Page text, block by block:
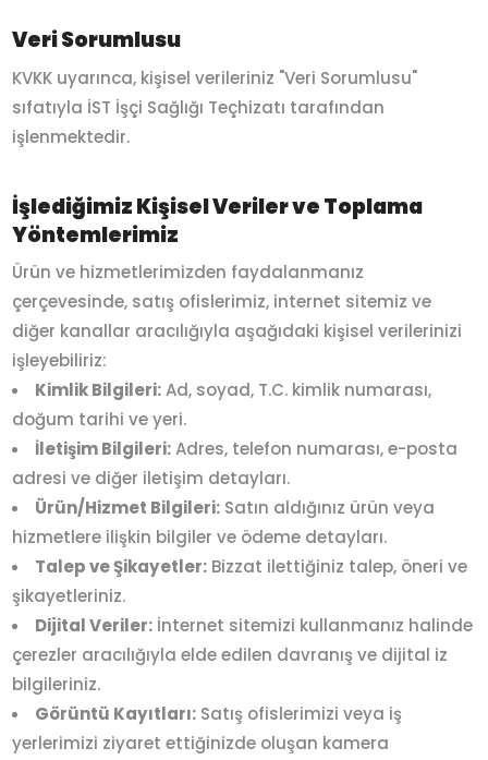
Veri Sorumlusu
KVKK uyarınca, kişisel verileriniz "Veri Sorumlusu"
sıfatıyla İST İşçi Sağlığı Teçhizatı tarafından
işlenmektedir.
İşlediğimiz Kişisel Veriler ve Toplama
Yöntemlerimiz
Ürün ve hizmetlerimizden faydalanmanız
çerçevesinde, satış ofislerimiz, internet sitemiz ve
diğer kanallar aracılığıyla aşağıdaki kişisel verilerinizi
işleyebiliriz:
Kimlik Bilgileri:Ad, soyad, T.C. kimlik numarası,
doğum tarihi ve yeri.
İletişim Bilgileri:Adres, telefon numarası, e-posta
adresi ve diğer iletişim detayları.
Ürün/Hizmet Bilgileri: Satın aldığınız ürün veya
hizmetlere ilişkin bilgiler ve ödeme detayları.
Talep ve Şikayetler: Bizzat ilettiğiniz talep, öneri ve
şikayetleriniz.
Dijital Veriler: İnternet sitemizi kullanmanız halinde
çerezler aracılığıyla elde edilen davranış ve dijital iz
bilgileriniz.
Görüntü Kayıtları: Satış ofislerimizi veya iş
yerlerimizi ziyaret ettiğinizde oluşan kamera